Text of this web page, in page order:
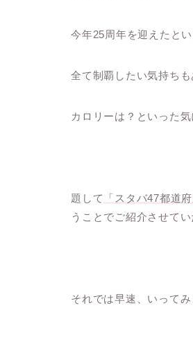
今年25周年を迎えたと
全て制覇したい気持ち
カロリーは？といった
題して
「スタバ47都道
うことでご紹介させて
それでは早速、いってみ